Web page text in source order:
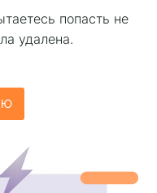
попаcть не
удалена.